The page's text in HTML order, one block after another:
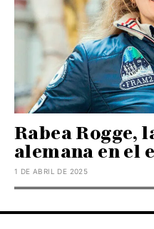
Rabea Rogge,
alemana en el
1 DE ABRIL DE 2025